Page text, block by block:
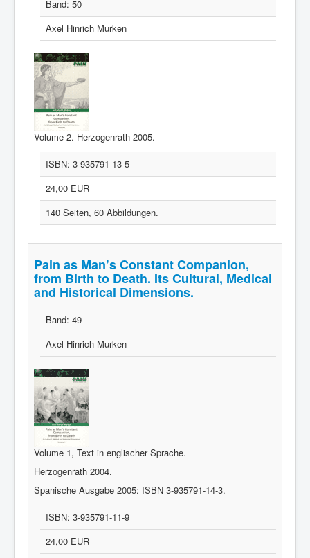
Band: 50
Axel Hinrich Murken
Volume 2. Herzogenrath 2005.
ISBN: 3-935791-13-5
24,00 EUR
140 Seiten, 60 Abbildungen.
Pain as Man’s Constant Companion,
from Birth to Death. Its Cultural, Medical
and Historical Dimensions.
Band: 49
Axel Hinrich Murken
Volume 1, Text in englischer Sprache.
Herzogenrath 2004.
Spanische Ausgabe 2005: ISBN 3-935791-14-3.
ISBN: 3-935791-11-9
24,00 EUR